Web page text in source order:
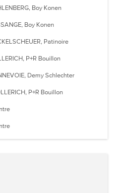
Boy Konen
Boy Konen
Patinoire
P+R Bouillon
Demy Schlechter
P+R Bouillon